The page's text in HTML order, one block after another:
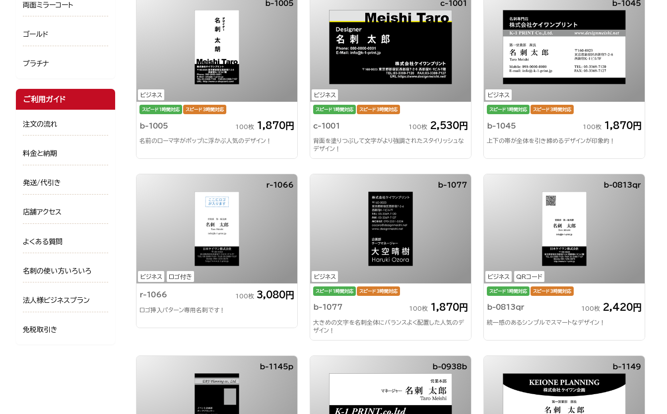
ビジネス
b-1005
スピード1時間対応 スピード3時間対応
b-1005 100枚 1,870円
名前のローマ字がポップに浮かぶ人気のデザイン！
ビジネス
c-1001
スピード1時間対応 スピード3時間対応
c-1001 100枚 2,530円
背面を塗りつぶして文字がより強調されたスタイリッシュな
デザイン！
ビジネス
b-1045
スピード1時間対応 スピード3時間対応
b-1045 100枚 1,870円
上下の帯が全体を引き締めるデザインが印象的！
ビジネス ロゴ付き
r-1066
r-1066 100枚 3,080円
ロゴ挿入パターン専用名刺です！
ビジネス
b-1077
スピード1時間対応 スピード3時間対応
b-1077 100枚 1,870円
大きめの文字を名刺全体にバランスよく配置した人気のデ
ザイン！
ビジネス QRコード
b-0813qr
スピード1時間対応 スピード3時間対応
b-0813qr 100枚 2,420円
統一感のあるシンプルでスマートなデザイン！
b-1145p b-0938b b-1149
両面ミラーコート
ゴールド
プラチナ
ご利用ガイド
注文の流れ
料金と納期
発送/代引き
店舗アクセス
よくある質問
名刺の使い方いろいろ
法人様ビジネスプラン
免税取引き